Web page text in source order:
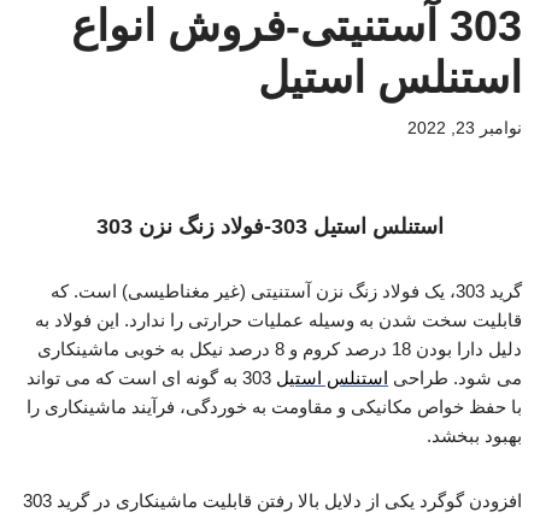
303 آستنیتی-فروش انواع
استنلس استیل
نوامبر 23, 2022
استنلس استیل 303-فولاد زنگ نزن 303
گرید 303، یک فولاد زنگ نزن آستنیتی (غیر مغناطیسی) است. که
قابلیت سخت شدن به وسیله عملیات حرارتی را ندارد. این فولاد به
دلیل دارا بودن 18 درصد کروم و 8 درصد نیکل به خوبی ماشینکاری
می شود. طراحی استنلس استیل
303 به گونه ای است که می تواند
با حفظ خواص مکانیکی و مقاومت به خوردگی، فرآیند ماشینکاری را
بهبود ببخشد.
افزودن گوگرد یکی از دلایل بالا رفتن قابلیت ماشینکاری در گرید 303